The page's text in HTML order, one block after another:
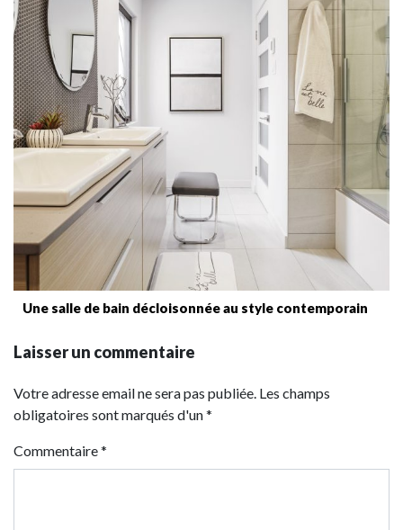
Une salle de bain décloisonnée au style contemporain
Laisser un commentaire
Votre adresse email ne sera pas publiée. Les champs
obligatoires sont marqués d'un *
Commentaire*